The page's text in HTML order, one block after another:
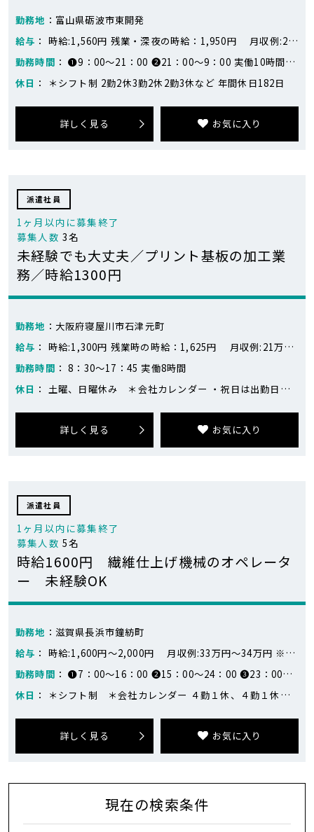
勤務地 ：富山県砺波市東開発
給与 ： 時給:1,560円 残業・深夜の時給：1,950円 月収例:25万円～32万円 ※259,350円～316,095円(固定残業1日2.5時間) 月14日勤務の場合 日勤：17,355円×7日=121,485円 夜勤：19,695円×7日=137,865円 合計：259,350円 月17日勤務の場合 日勤：17,355円×8日=138,840円 夜勤：19,695円×9日=177,255円 合計：316,095円 ※シフトにより変動します
勤務時間 ： ❶9：00～21：00 ❷21：00～9：00 実働10時間30分
休日 ： ＊シフト制 2勤2休3勤2休2勤3休など 年間休日182日
詳しく見る お気に入り
派遣社員
1ヶ月以内に募集終了
募集人数 3名
未経験でも大丈夫／プリント基板の加工業
務／時給1300円
勤務地 ：大阪府寝屋川市石津元町
給与 ： 時給:1,300円 残業時の時給：1,625円 月収例:21万円～23万円 ※218,400円～283,400円（21日勤務、残業なし～残業10時間の場合） 時給1300円×8時間×21日＝218,400円 残業10時間＝16,250円 ※目安です。
勤務時間 ： 8：30～17：45 実働8時間
休日 ： 土曜、日曜休み ＊会社カレンダー ・祝日は出勤日あり ・繁忙期は土日出勤がありますが、平日に代休を取ることが出来ます
詳しく見る お気に入り
派遣社員
1ヶ月以内に募集終了
募集人数 5名
時給1600円 繊維仕上げ機械のオペレータ
ー 未経験OK
勤務地 ：滋賀県長浜市鐘紡町
給与 ： 時給:1,600円～2,000円 月収例:33万円～34万円 ※月収例：336,000円（24日勤務） 早番）1600円×8時間 遅番）1600円×6時間＋2000円×2時間 夜勤）1600円×3時間＋2000円×5時間
勤務時間 ： ❶7：00～16：00 ❷15：00～24：00 ❸23：00～8：00
休日 ： ＊シフト制 ＊会社カレンダー ４勤１休、４勤１休、４勤２休の繰り返し（会社カレンダー）
詳しく見る お気に入り
現在の検索条件